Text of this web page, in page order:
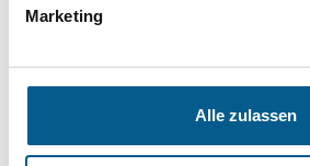
Marketing
Alle zulassen
Themen: Integration
Themen: Bildung und Erziehung
Themen: Wohltätige Zwecke